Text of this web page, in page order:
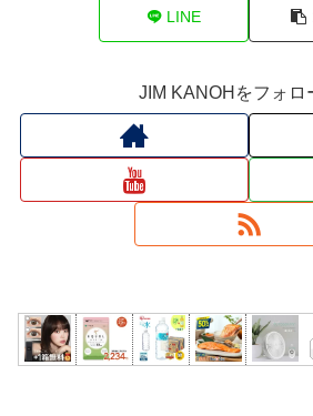
LINE
JIM KANOHをフォロ